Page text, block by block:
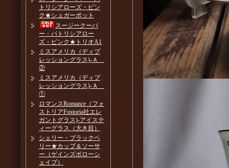
トリシアローズ・ピン
ク★シュガーポット
スージークーパ
ー・パトリシアロー
ズ・ピンク★トリオA1
ミスアメリカ（ディプ
レッショングラス)-Ａ
②
ミスアメリカ（ディプ
レッショングラス)-Ａ
①
ロマンスRomance（フォ
ストリアFostoria社エレ
ガントグラス)-アイステ
ィーグラス（大き目）
シェリー・ブラックベ
リー★カップ＆ソーサ
ー（ゲインズボローシ
ェイプ）